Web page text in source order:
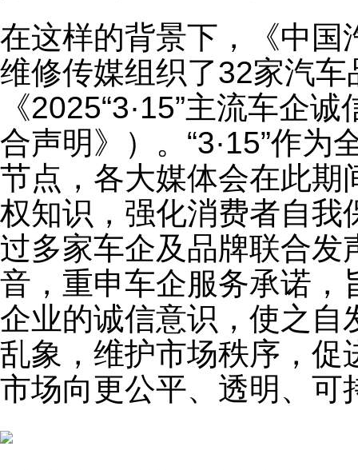
在这样的背景下，《中国
维修传媒组织了32家汽
《2025“3·15”主流车企
合声明》）。“3·15”作
节点，各大媒体会在此期
权知识，强化消费者自我
过多家车企及品牌联合发
音，重申车企服务承诺，
企业的诚信意识，使之自
乱象，维护市场秩序，促
市场向更公平、透明、可